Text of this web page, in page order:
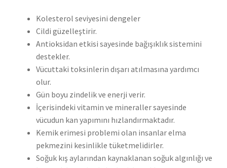
Kolesterol seviyesini dengeler
Cildi güzelleştirir.
Antioksidan etkisi sayesinde bağışıklık sistemini
destekler.
Vücuttaki toksinlerin dışarı atılmasına yardımcı
olur.
Gün boyu zindelik ve enerji verir.
İçerisindeki vitamin ve mineraller sayesinde
vücudun kan yapımını hızlandırmaktadır.
Kemik erimesi problemi olan insanlar elma
pekmezini kesinlikle tüketmelidirler.
Soğuk kış aylarından kaynaklanan soğuk algınlığı ve